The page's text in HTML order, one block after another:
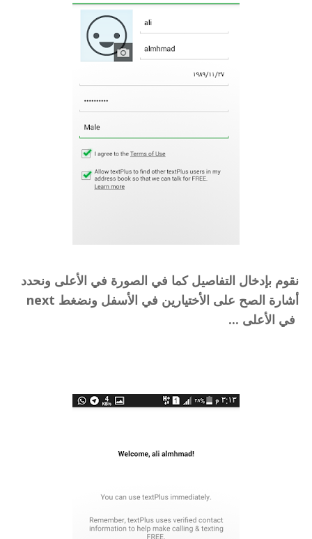
نقوم بإدخال التفاصيل كما في الصورة في الأعلى ونحدد
أشارة الصح على الأختيارين في الأسفل ونضغط next
في الأعلى ...